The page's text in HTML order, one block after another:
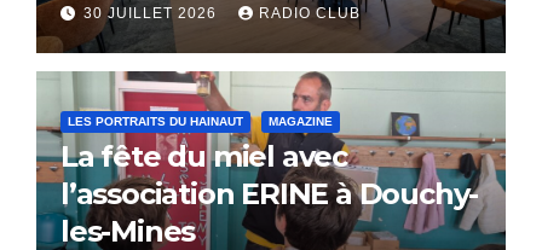
30 JUILLET 2026 RADIO CLUB
LES PORTRAITS DU HAINAUT MAGAZINE
La fête du miel avec
l’association ERINE à Douchy-
les-Mines